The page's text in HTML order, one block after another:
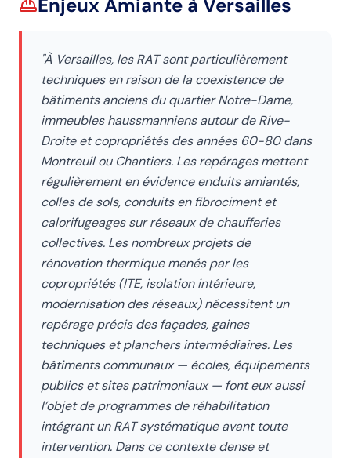
Enjeux Amiante à Versailles
"À Versailles, les RAT sont particulièrement
techniques en raison de la coexistence de
bâtiments anciens du quartier Notre-Dame,
immeubles haussmanniens autour de Rive-
Droite et copropriétés des années 60-80 dans
Montreuil ou Chantiers. Les repérages mettent
régulièrement en évidence enduits amiantés,
colles de sols, conduits en fibrociment et
calorifugeages sur réseaux de chaufferies
collectives. Les nombreux projets de
rénovation thermique menés par les
copropriétés (ITE, isolation intérieure,
modernisation des réseaux) nécessitent un
repérage précis des façades, gaines
techniques et planchers intermédiaires. Les
bâtiments communaux — écoles, équipements
publics et sites patrimoniaux — font eux aussi
l’objet de programmes de réhabilitation
intégrant un RAT systématique avant toute
intervention. Dans ce contexte dense et